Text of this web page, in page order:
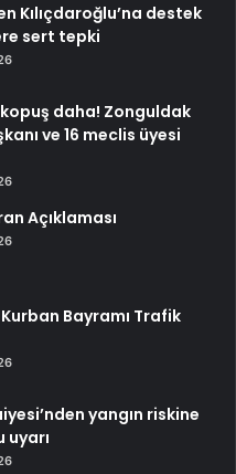
Kılıçdaroğlu’na destek
sert tepki
kopuş daha! Zonguldak
ve 16 meclis üyesi
Açıklaması
Bayramı Trafik
yangın riskine
uyarı